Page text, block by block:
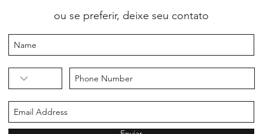
ou se preferir, deixe seu contato